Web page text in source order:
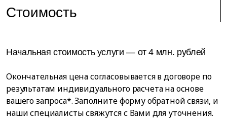
Стоимость
Начальная стоимость услуги — от 4 млн. рублей
Окончательная цена согласовывается в договоре по
результатам индивидуального расчета на основе
вашего запроса*. Заполните форму обратной связи, и
наши специалисты свяжутся с Вами для уточнения.